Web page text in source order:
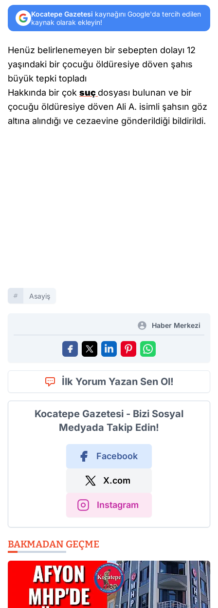
Kocatepe Gazetesi kaynağını Google'da tercih edilen
kaynak olarak ekleyin!
Henüz belirlenemeyen bir sebepten dolayı 12
yaşındaki bir çocuğu öldüresiye döven şahıs
büyük tepki topladı
Hakkında bir çok suç dosyası bulunan ve bir
çocuğu öldüresiye döven Ali A. isimli şahsın göz
altına alındığı ve cezaevine gönderildiği bildirildi.
Asayiş
Haber Merkezi
İlk Yorum Yazan Sen Ol!
Kocatepe Gazetesi - Bizi Sosyal
Medyada Takip Edin!
Facebook
X.com
Instagram
BAKMADAN GEÇME